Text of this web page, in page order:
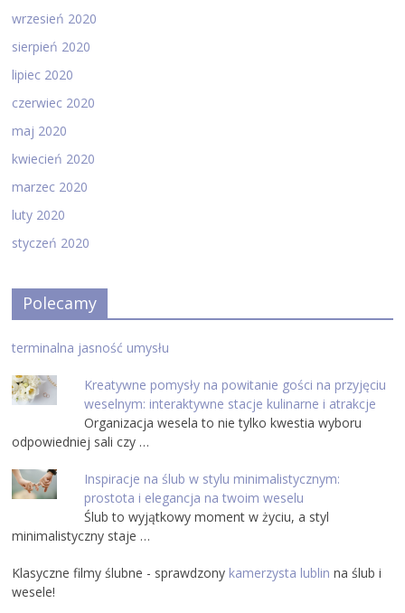
wrzesień 2020
sierpień 2020
lipiec 2020
czerwiec 2020
maj 2020
kwiecień 2020
marzec 2020
luty 2020
styczeń 2020
Polecamy
terminalna jasność umysłu
Kreatywne pomysły na powitanie gości na przyjęciu
weselnym: interaktywne stacje kulinarne i atrakcje
Organizacja wesela to nie tylko kwestia wyboru
odpowiedniej sali czy …
Inspiracje na ślub w stylu minimalistycznym:
prostota i elegancja na twoim weselu
Ślub to wyjątkowy moment w życiu, a styl
minimalistyczny staje …
Klasyczne filmy ślubne - sprawdzony kamerzysta lublin na ślub i
wesele!